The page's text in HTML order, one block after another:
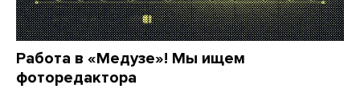
Работа в «Медузе»! Мы ищем
фоторедактора